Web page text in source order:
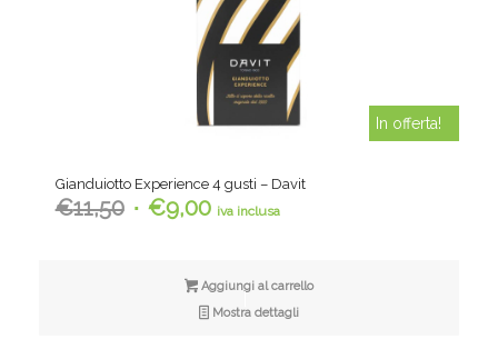
Gianduiotto Experience 4 gusti – Davit
€11,50 Il
€11,50.
€9,00Il
è:
€9,00.
iva inclusa
In offerta!
Aggiungi al carrello
Mostra dettagli